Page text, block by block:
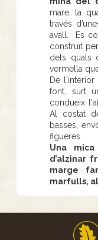
mare, la
través
avall. Es
construït
dels quals
vermella
De
font, surt
condueix
Al costat
basses,
figueres.
Una mica
d’alzinar
marge
marfulls,